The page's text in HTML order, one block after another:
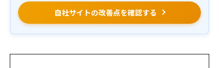
自社サイトの改善点を確認する